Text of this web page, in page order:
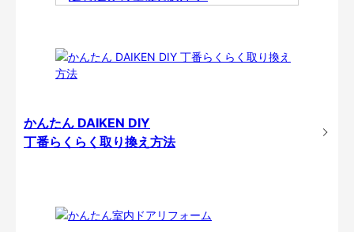
かんたん DAIKEN DIY
丁番らくらく取り換え方法